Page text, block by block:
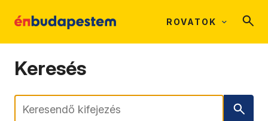
ROVATOK
Keresés
Keresés